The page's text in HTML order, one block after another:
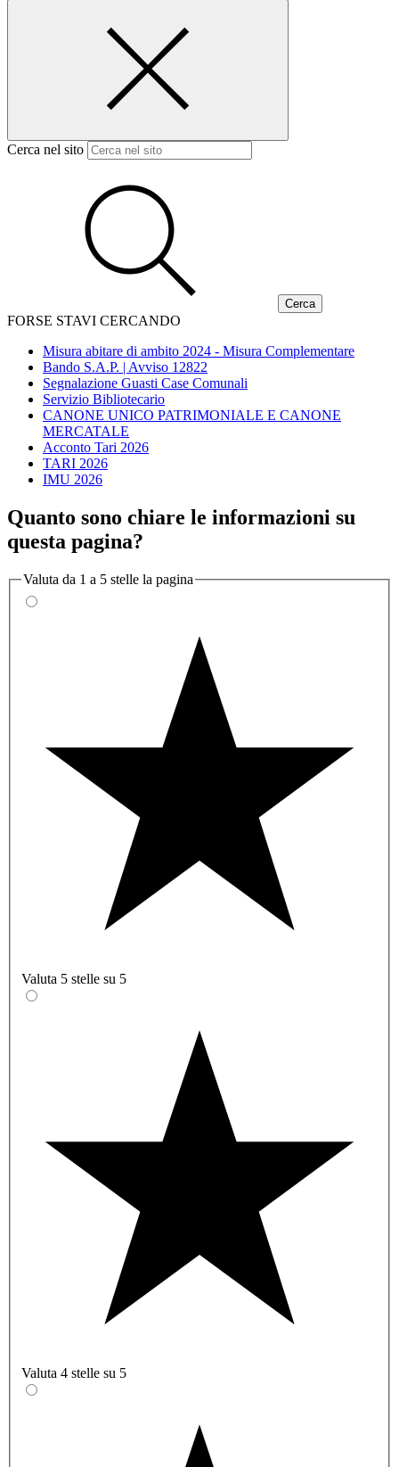
Cerca nel sito
FORSE STAVI CERCANDO
Misura abitare di ambito 2024 - Misura Complementare
Bando S.A.P. | Avviso 12822
Segnalazione Guasti Case Comunali
Servizio Bibliotecario
CANONE UNICO PATRIMONIALE E CANONE
MERCATALE
Acconto Tari 2026
TARI 2026
IMU 2026
Quanto sono chiare le informazioni su
questa pagina?
Valuta da 1 a 5 stelle la pagina
Valuta 5 stelle su 5
Valuta 4 stelle su 5